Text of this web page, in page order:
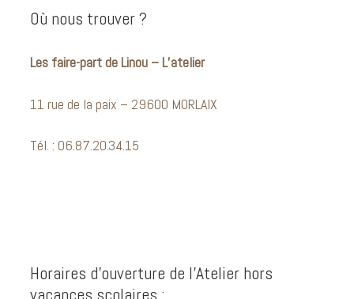
Où nous trouver ?
Les faire-part de Linou – L’atelier
11 rue de la paix – 29600 MORLAIX
Tél. : 06.87.20.34.15
Horaires d’ouverture de l’Atelier hors